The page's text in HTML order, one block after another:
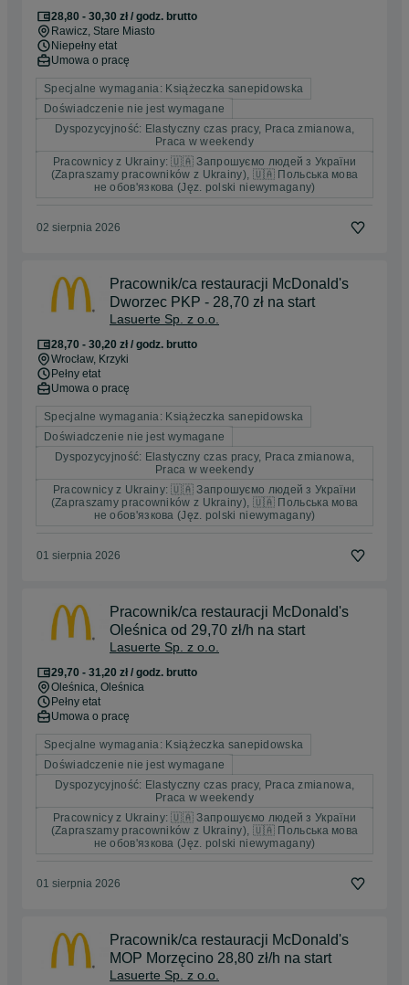
28,80 - 30,30 zł / godz. brutto
Rawicz, Stare Miasto
Niepełny etat
Umowa o pracę
Specjalne wymagania: Książeczka sanepidowska
Doświadczenie nie jest wymagane
Dyspozycyjność: Elastyczny czas pracy, Praca zmianowa,
Praca w weekendy
Pracownicy z Ukrainy: 🇺🇦 Запрошуємо людей з України
(Zapraszamy pracowników z Ukrainy), 🇺🇦 Польська мова
не обов'язкова (Jęz. polski niewymagany)
02 sierpnia 2026
Pracownik/ca restauracji McDonald's
Dworzec PKP - 28,70 zł na start
Lasuerte Sp. z o.o.
28,70 - 30,20 zł / godz. brutto
Wrocław, Krzyki
Pełny etat
Umowa o pracę
Specjalne wymagania: Książeczka sanepidowska
Doświadczenie nie jest wymagane
Dyspozycyjność: Elastyczny czas pracy, Praca zmianowa,
Praca w weekendy
Pracownicy z Ukrainy: 🇺🇦 Запрошуємо людей з України
(Zapraszamy pracowników z Ukrainy), 🇺🇦 Польська мова
не обов'язкова (Jęz. polski niewymagany)
01 sierpnia 2026
Pracownik/ca restauracji McDonald's
Oleśnica od 29,70 zł/h na start
Lasuerte Sp. z o.o.
29,70 - 31,20 zł / godz. brutto
Oleśnica, Oleśnica
Pełny etat
Umowa o pracę
Specjalne wymagania: Książeczka sanepidowska
Doświadczenie nie jest wymagane
Dyspozycyjność: Elastyczny czas pracy, Praca zmianowa,
Praca w weekendy
Pracownicy z Ukrainy: 🇺🇦 Запрошуємо людей з України
(Zapraszamy pracowników z Ukrainy), 🇺🇦 Польська мова
не обов'язкова (Jęz. polski niewymagany)
01 sierpnia 2026
Pracownik/ca restauracji McDonald's
MOP Morzęcino 28,80 zł/h na start
Lasuerte Sp. z o.o.